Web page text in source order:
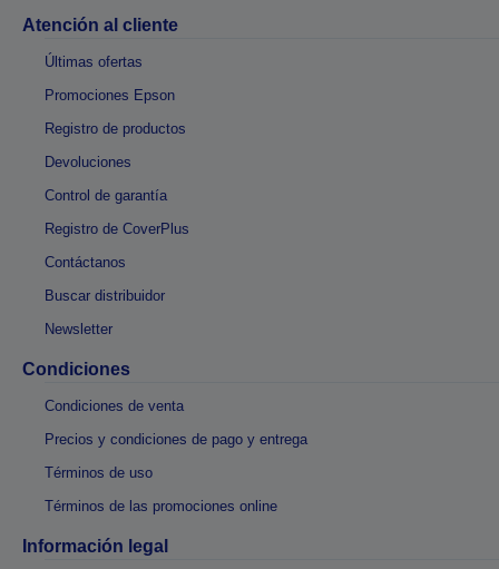
Atención al cliente
Últimas ofertas
Promociones Epson
Registro de productos
Devoluciones
Control de garantía
Registro de CoverPlus
Contáctanos
Buscar distribuidor
Newsletter
Condiciones
Condiciones de venta
Precios y condiciones de pago y entrega
Términos de uso
Términos de las promociones online
Información legal